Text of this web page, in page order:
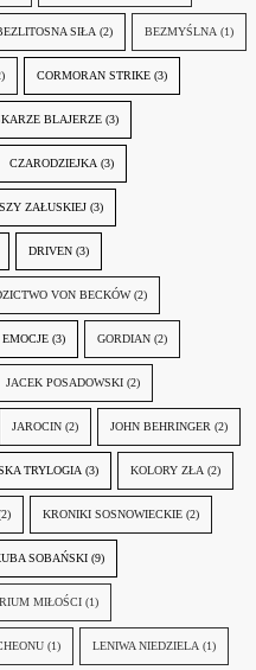
SIŁA (2) BEZMYŚLNA (1)
CORMORAN STRIKE (3)
BLAJERZE (3)
CZARODZIEJKA (3)
ZAŁUSKIEJ (3)
DRIVEN (3)
VON BECKÓW (2)
(3) GORDIAN (2)
JACEK POSADOWSKI (2)
JAROCIN (2) JOHN BEHRINGER (2)
TRYLOGIA (3) KOLORY ZŁA (2)
KRONIKI SOSNOWIECKIE (2)
SOBAŃSKI (9)
MIŁOŚCI (1)
(1) LENIWA NIEDZIELA (1)